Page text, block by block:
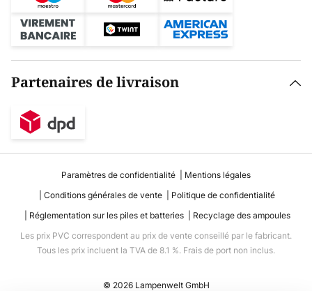
Partenaires de livraison
Paramètres de confidentialité
Mentions légales
Conditions générales de vente
Politique de confidentialité
Réglementation sur les piles et batteries
Recyclage des ampoules
Les prix PVC correspondent au prix de vente conseillé par le fabricant.
Tous les prix incluent la TVA de 8.1 %. Frais de port non inclus.
© 2026 Lampenwelt GmbH